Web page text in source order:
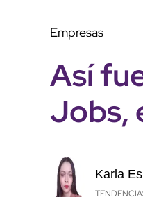
Empresas
Así
Jobs,
Karla